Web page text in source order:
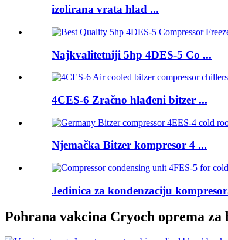
izolirana vrata hlad ...
Najkvalitetniji 5hp 4DES-5 Co ...
4CES-6 Zračno hlađeni bitzer ...
Njemačka Bitzer kompresor 4 ...
Jedinica za kondenzaciju
Pohrana vakcina Cryoch oprema